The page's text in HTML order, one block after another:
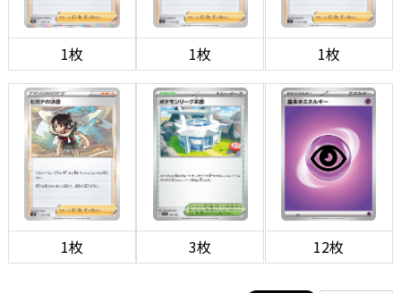
1枚 1枚 1枚
1枚 3枚 12枚